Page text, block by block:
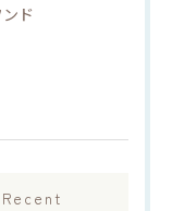
ド
Recent